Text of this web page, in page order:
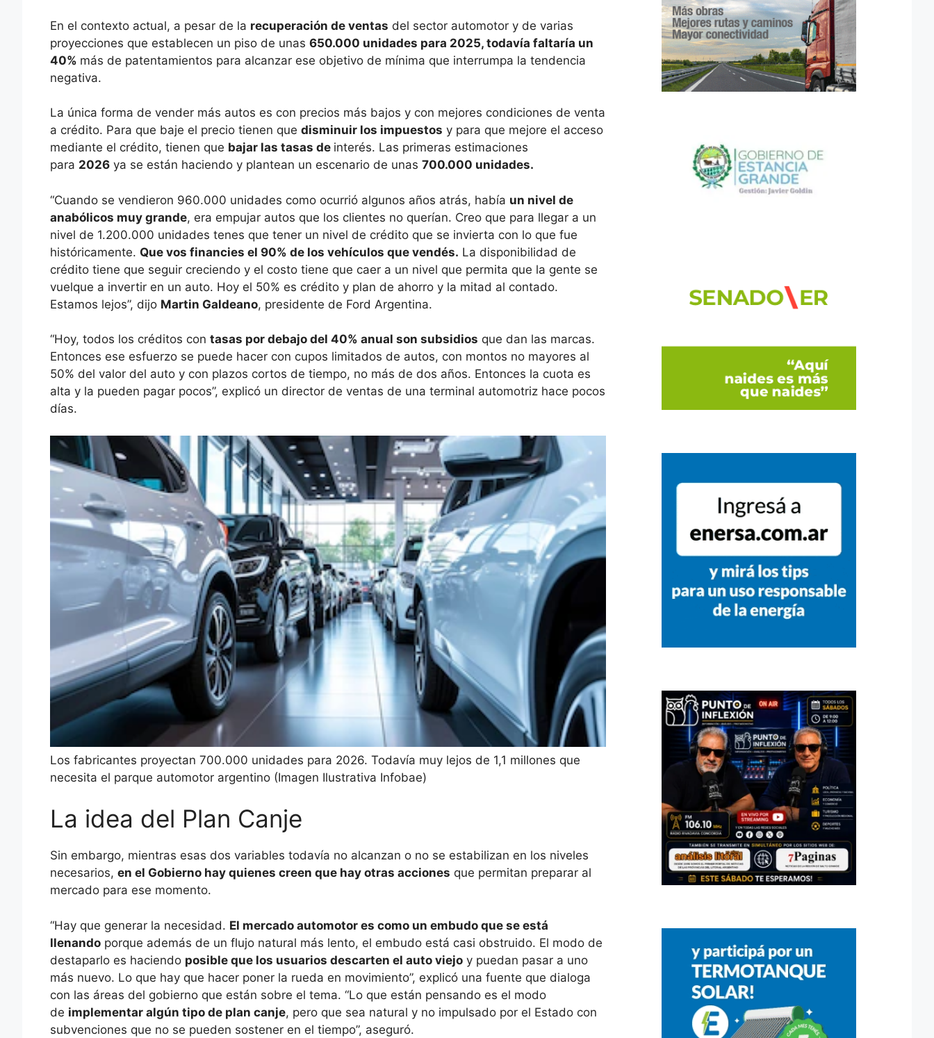
En el contexto actual, a pesar de la recuperación de ventas del sector automotor y de varias
proyecciones que establecen un piso de unas 650.000 unidades para 2025, todavía faltaría un
40% más de patentamientos para alcanzar ese objetivo de mínima que interrumpa la tendencia
negativa.
La única forma de vender más autos es con precios más bajos y con mejores condiciones de venta
a crédito. Para que baje el precio tienen que disminuir los impuestos y para que mejore el acceso
mediante el crédito, tienen que bajar las tasas de interés. Las primeras estimaciones
para 2026 ya se están haciendo y plantean un escenario de unas 700.000 unidades.
“Cuando se vendieron 960.000 unidades como ocurrió algunos años atrás, había un nivel de
anabólicos muy grande, era empujar autos que los clientes no querían. Creo que para llegar a un
nivel de 1.200.000 unidades tenes que tener un nivel de crédito que se invierta con lo que fue
históricamente. Que vos financies el 90% de los vehículos que vendés. La disponibilidad de
crédito tiene que seguir creciendo y el costo tiene que caer a un nivel que permita que la gente se
vuelque a invertir en un auto. Hoy el 50% es crédito y plan de ahorro y la mitad al contado.
Estamos lejos”, dijo Martin Galdeano, presidente de Ford Argentina.
“Hoy, todos los créditos con tasas por debajo del 40% anual son subsidios que dan las marcas.
Entonces ese esfuerzo se puede hacer con cupos limitados de autos, con montos no mayores al
50% del valor del auto y con plazos cortos de tiempo, no más de dos años. Entonces la cuota es
alta y la pueden pagar pocos”, explicó un director de ventas de una terminal automotriz hace pocos
días.
Los fabricantes proyectan 700.000 unidades para 2026. Todavía muy lejos de 1,1 millones que
necesita el parque automotor argentino (Imagen Ilustrativa Infobae)
La idea del Plan Canje
Sin embargo, mientras esas dos variables todavía no alcanzan o no se estabilizan en los niveles
necesarios, en el Gobierno hay quienes creen que hay otras acciones que permitan preparar al
mercado para ese momento.
“Hay que generar la necesidad. El mercado automotor es como un embudo que se está
llenando porque además de un flujo natural más lento, el embudo está casi obstruido. El modo de
destaparlo es haciendo posible que los usuarios descarten el auto viejo y puedan pasar a uno
más nuevo. Lo que hay que hacer poner la rueda en movimiento”, explicó una fuente que dialoga
con las áreas del gobierno que están sobre el tema. “Lo que están pensando es el modo
de implementar algún tipo de plan canje, pero que sea natural y no impulsado por el Estado con
subvenciones que no se pueden sostener en el tiempo”, aseguró.